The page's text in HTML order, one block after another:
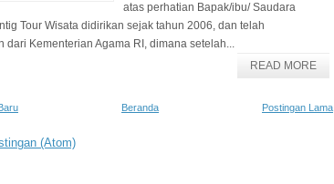
atas perhatian Bapak/ibu/ Saudara
Tour Wisata didirikan sejak tahun 2006, dan telah
dari Kementerian Agama RI, dimana setelah...
READ MORE
Postingan Lama
Beranda
(Atom)